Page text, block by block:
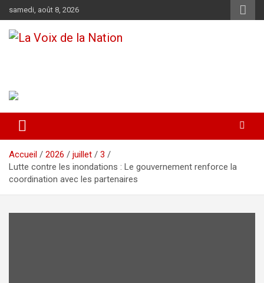
au
contenu
samedi, août 8, 2026
Accueil 2026 juillet
3
Lutte contre les inondations : Le gouvernement renforce la
coordination avec les partenaires